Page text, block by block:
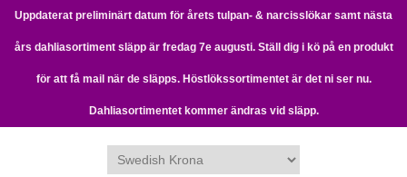
Uppdaterat preliminärt datum för årets tulpan- & narcisslökar samt nästa
års dahliasortiment släpp är fredag 7e augusti. Ställ dig i kö på en produkt
för att få mail när de släpps. Höstlökssortimentet är det ni ser nu.
Dahliasortimentet kommer ändras vid släpp.